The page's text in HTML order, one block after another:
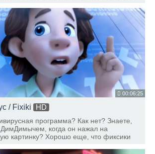
00:06:25
/ Fixiki
HD
программа? Как нет? Знаете,
ДимДимычем, когда он нажал на
картинку? Хорошо еще, что фиксики